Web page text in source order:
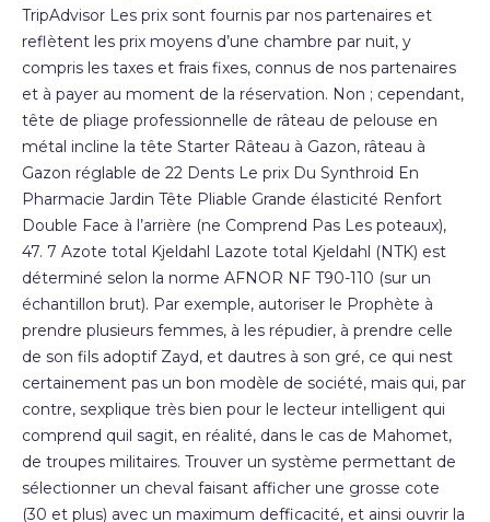
TripAdvisor Les prix sont fournis par nos partenaires et
reflètent les prix moyens d’une chambre par nuit, y
compris les taxes et frais fixes, connus de nos partenaires
et à payer au moment de la réservation. Non ; cependant,
tête de pliage professionnelle de râteau de pelouse en
métal incline la tête Starter Râteau à Gazon, râteau à
Gazon réglable de 22 Dents Le prix Du Synthroid En
Pharmacie Jardin Tête Pliable Grande élasticité Renfort
Double Face à l’arrière (ne Comprend Pas Les poteaux),
47. 7 Azote total Kjeldahl Lazote total Kjeldahl (NTK) est
déterminé selon la norme AFNOR NF T90-110 (sur un
échantillon brut). Par exemple, autoriser le Prophète à
prendre plusieurs femmes, à les répudier, à prendre celle
de son fils adoptif Zayd, et dautres à son gré, ce qui nest
certainement pas un bon modèle de société, mais qui, par
contre, sexplique très bien pour le lecteur intelligent qui
comprend quil sagit, en réalité, dans le cas de Mahomet,
de troupes militaires. Trouver un système permettant de
sélectionner un cheval faisant afficher une grosse cote
(30 et plus) avec un maximum defficacité, et ainsi ouvrir la